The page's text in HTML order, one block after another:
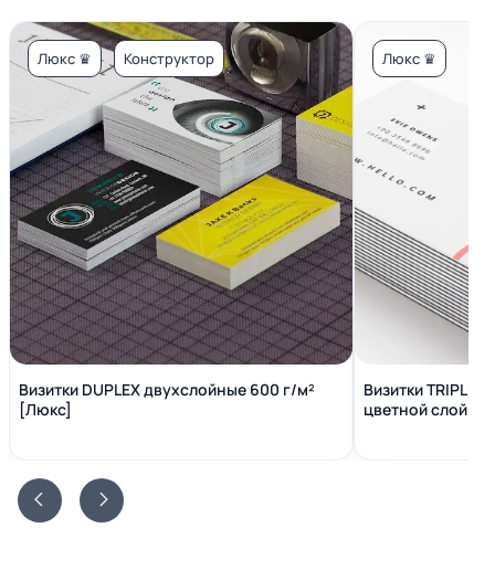
Люкс ♛ Конструктор
Визитки DUPLEX двухслойные 600 г/м²
[Люкс]
Люкс ♛
Визитки
цветной слой